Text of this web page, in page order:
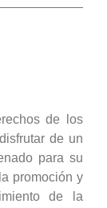
de los
de un
para su
promoción y
de la